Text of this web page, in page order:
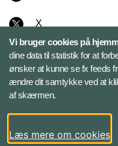
X
Instagram
Bluesky
LinkedIn
Vi bruger cookies på
dine data til statistik for at
ønsker at kunne se fx feeds
ændre dit samtykke ved at
af skærmen.
Læs mere om cookies